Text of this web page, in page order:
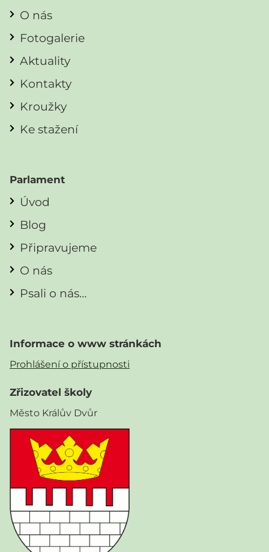
O nás
Fotogalerie
Aktuality
Kontakty
Kroužky
Ke stažení
Parlament
Úvod
Blog
Připravujeme
O nás
Psali o nás…
Informace o www stránkách
Prohlášení o přístupnosti
Zřizovatel školy
Město Králův Dvůr